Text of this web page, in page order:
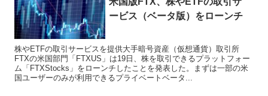
ービス（ベータ版）をローンチ
株やETFの取引サービスを提供大手暗号資産（仮想通貨）取引所
FTXの米国部門「FTXUS」は19日、株を取引できるプラットフォー
ム「FTXStocks」をローンチしたことを発表した。まずは一部の米
国ユーザーのみが利用できるプライベートベータ...